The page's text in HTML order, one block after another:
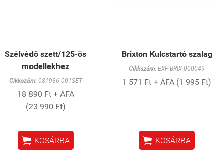
Szélvédő szett/125-ös
modellekhez
Cikkszám:081936-001SET
18 890 Ft + ÁFA
(23 990 Ft)
 KOSÁRBA
Brixton Kulcstartó szalag
Cikkszám: EXP-BRIX-000049
1 571 Ft + ÁFA (1 995 Ft)
 KOSÁRBA